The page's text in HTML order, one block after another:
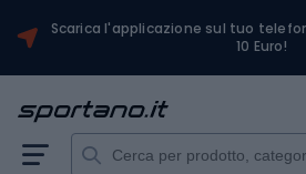
Scarica l'applicazione sul tuo
10 Euro!